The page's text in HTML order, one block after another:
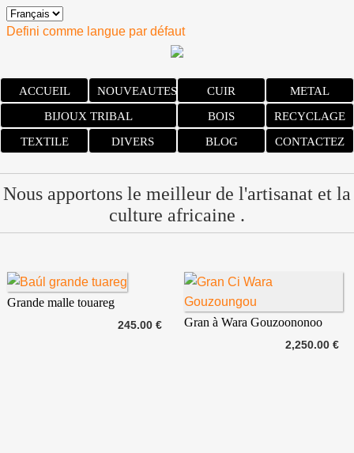
Defini comme langue par défaut
ACCUEIL NOUVEAUTES CUIR
METAL
BIJOUX TRIBAL
BOIS
RECYCLAGE
TEXTILE
DIVERS BLOG CONTACTEZ
Nous apportons le meilleur de l'artisanat et la
culture africaine .
245.00 €
Grande malle touareg
2,250.00 €
Gran à Wara Gouzoononoo